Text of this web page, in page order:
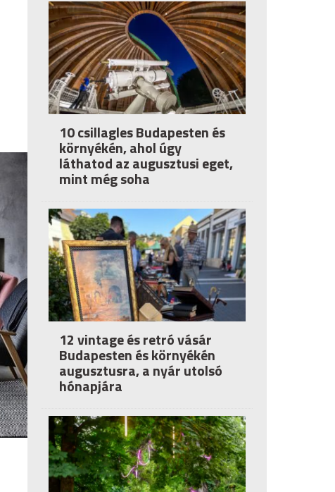
10 csillagles Budapesten és
környékén, ahol úgy
láthatod az augusztusi eget,
mint még soha
12 vintage és retró vásár
Budapesten és környékén
augusztusra, a nyár utolsó
hónapjára